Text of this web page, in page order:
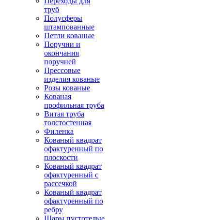
труб
Полусферы
штампованные
Петли кованые
Поручни и
окончания
поручней
Прессовые
изделия кованые
Розы кованые
Кованая
профильная труба
Витая труба
толстостенная
Филенка
Кованый квадрат
офактуренный по
плоскости
Кованый квадрат
офактуренный с
рассечкой
Кованый квадрат
офактуренный по
ребру
Шары пустотелые